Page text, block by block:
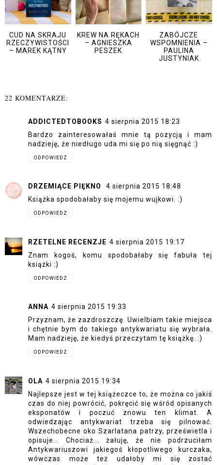
CUD NA SKRAJU
RZECZYWISTOŚCI
– MAREK KĄTNY
KREW NA RĘKACH
– AGNIESZKA
PESZEK
ZABÓJCZE
WSPOMNIENIA –
PAULINA
JUSTYNIAK
22 KOMENTARZE:
ADDICTEDTOBOOKS 4 sierpnia 2015 18:23
Bardzo zainteresowałaś mnie tą pozycją i mam
nadzieję, że niedługo uda mi się po nią sięgnąć :)
ODPOWIEDZ
DRZEMIĄCE PIĘKNO
4 sierpnia 2015 18:48
Książka spodobałaby się mojemu wujkowi. :)
ODPOWIEDZ
RZETELNE RECENZJE 4 sierpnia 2015 19:17
Znam kogoś, komu spodobałaby się fabuła tej
książki :)
ODPOWIEDZ
ANNA 4 sierpnia 2015 19:33
Przyznam, że zazdroszczę. Uwielbiam takie miejsca
i chętnie bym do takiego antykwariatu się wybrała.
Mam nadzieję, że kiedyś przeczytam tę książkę. :)
ODPOWIEDZ
OLA 4 sierpnia 2015 19:34
Najlepsze jest w tej książeczce to, że można co jakiś
czas do niej powrócić, pokręcić się wśród opisanych
eksponatów i poczuć znowu ten klimat. A
odwiedzając antykwariat trzeba się pilnować.
Wszechobecne oko Szarlatana patrzy, prześwietla i
opisuje... Chociaż... żałuję, że nie podrzuciłam
Antykwariuszowi jakiegoś kłopotliwego kurczaka,
wówczas może też udałoby mi się zostać